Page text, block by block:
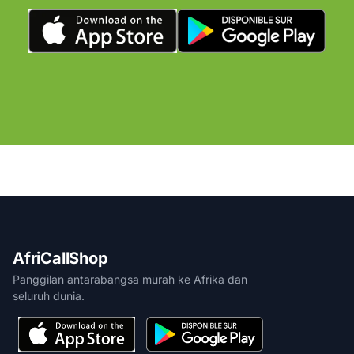
AfriCallShop
Panggilan antarabangsa murah ke Afrika dan
seluruh dunia.